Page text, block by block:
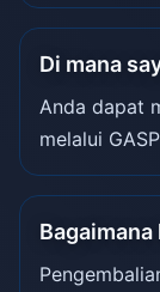
Di mana
Anda dapat
melalui